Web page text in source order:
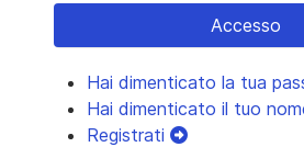
Accesso
Hai dimenticato la tua
Hai dimenticato il tuo
Registrati